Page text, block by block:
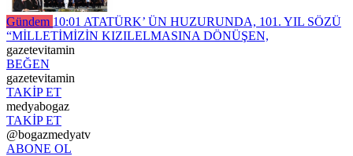
Gündem 10:01 ATATÜRK’ ÜN HUZURUNDA, 101. YIL SÖZÜ
“MİLLETİMİZİN KIZILELMASINA DÖNÜŞEN,
gazetevitamin
BEĞEN
gazetevitamin
TAKİP ET
medyabogaz
TAKİP ET
@bogazmedyatv
ABONE OL